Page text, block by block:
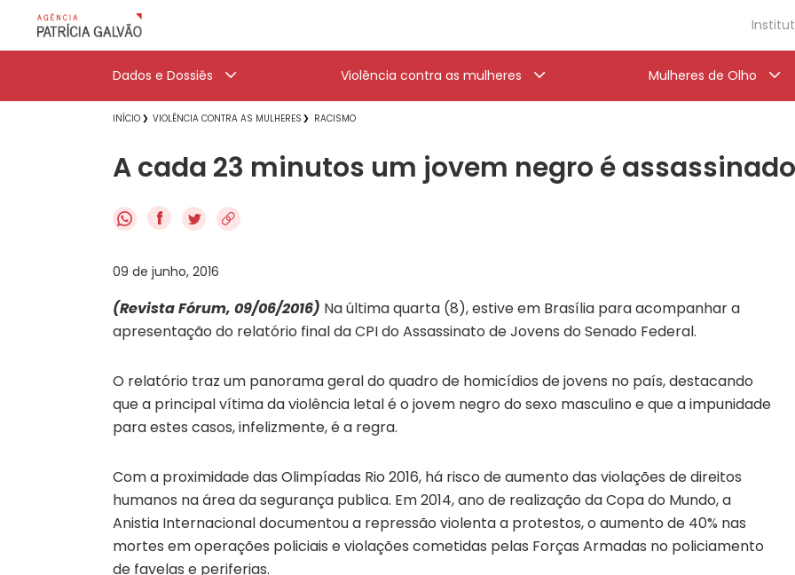
Dados e Dossiês Violência contra as mulheres Mulheres de Olho
INÍCIO VIOLÊNCIA CONTRA AS MULHERES RACISMO
A cada 23 minutos um jovem negro é
f
09 de junho, 2016
(Revista Fórum, 09/06/2016) Na última quarta (8), estive em Brasília para acompanhar a
apresentação do relatório final da CPI do Assassinato de Jovens do Senado Federal.
O relatório traz um panorama geral do quadro de homicídios de jovens no país, destacando
que a principal vítima da violência letal é o jovem negro do sexo masculino e que a impunidade
para estes casos, infelizmente, é a regra.
Com a proximidade das Olimpíadas Rio 2016, há risco de aumento das violações de direitos
humanos na área da segurança publica. Em 2014, ano de realização da Copa do Mundo, a
Anistia Internacional documentou a repressão violenta a protestos, o aumento de 40% nas
mortes em operações policiais e violações cometidas pelas Forças Armadas no policiamento
de favelas e periferias.